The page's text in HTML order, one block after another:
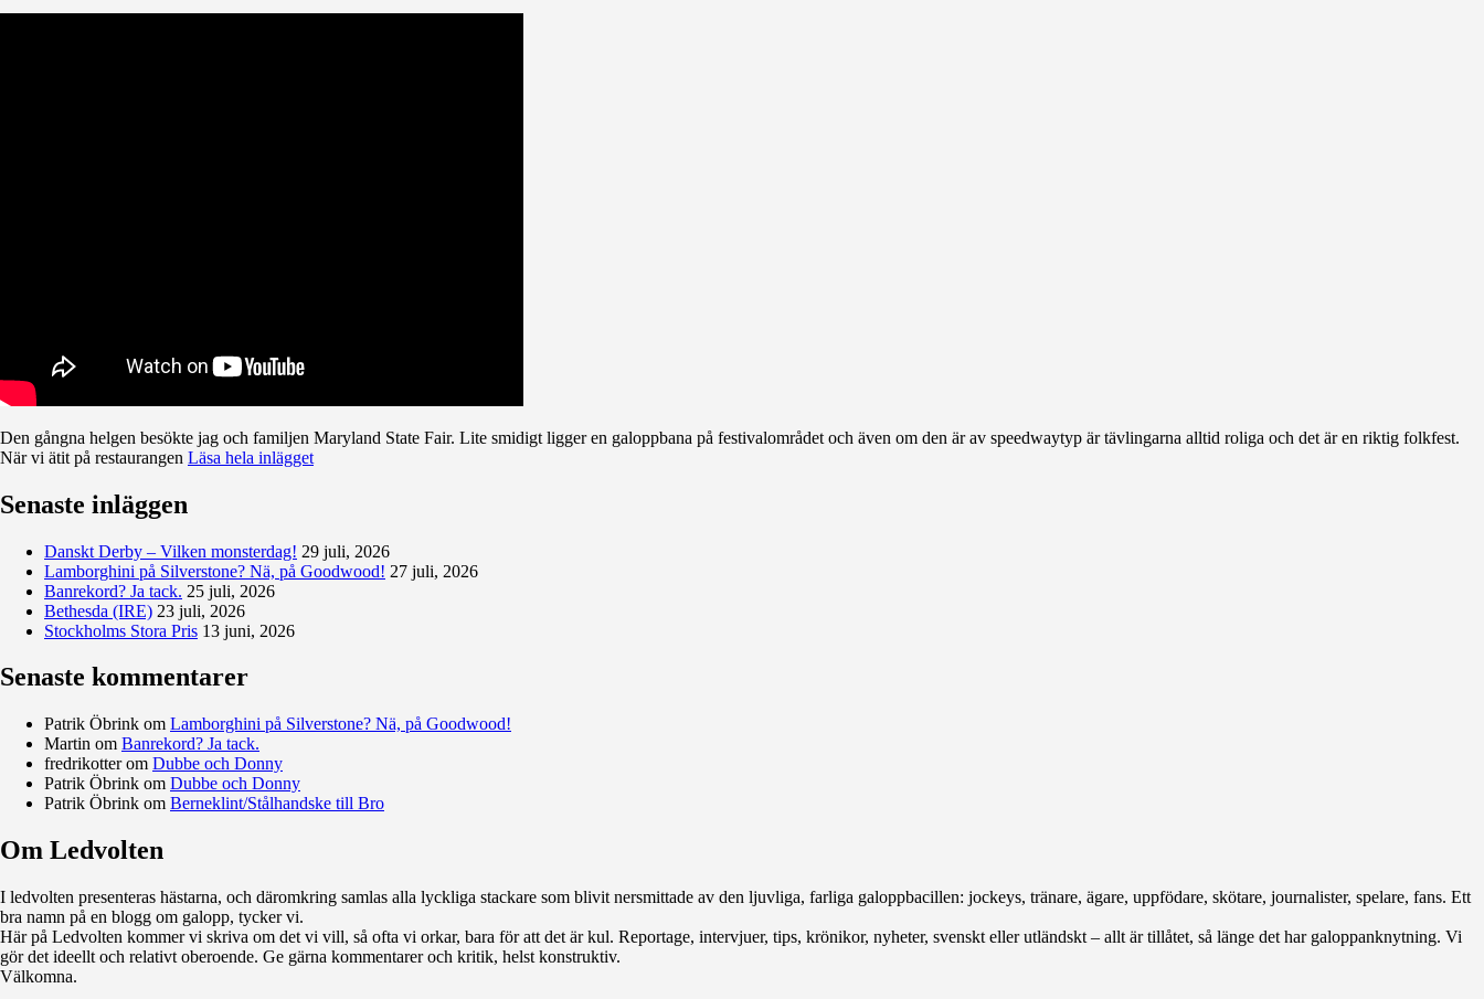
Den gångna helgen besökte jag och familjen Maryland State Fair. Lite smidigt ligger en galoppbana på festivalområdet och även om den är av speedwaytyp är tävlingarna alltid roliga och det är en riktig folkfest.
När vi ätit på restaurangen Läsa hela inlägget
Senaste inläggen
Danskt Derby – Vilken monsterdag! 29 juli, 2026
Lamborghini på Silverstone? Nä, på Goodwood! 27 juli, 2026
Banrekord? Ja tack. 25 juli, 2026
Bethesda (IRE) 23 juli, 2026
Stockholms Stora Pris 13 juni, 2026
Senaste kommentarer
Patrik Öbrink om Lamborghini på Silverstone? Nä, på Goodwood!
Martin om Banrekord? Ja tack.
fredrikotterom Dubbe och Donny
Patrik Öbrink om Dubbe och Donny
Patrik Öbrink om Berneklint/Stålhandske till Bro
Om Ledvolten
I ledvolten presenteras hästarna, och däromkring samlas alla lyckliga stackare som blivit nersmittade av den ljuvliga, farliga galoppbacillen: jockeys, tränare, ägare, uppfödare, skötare, journalister, spelare, fans. Ett
bra namn på en blogg om galopp, tycker vi.
Här på Ledvolten kommer vi skriva om det vi vill, så ofta vi orkar, bara för att det är kul. Reportage, intervjuer, tips, krönikor, nyheter, svenskt eller utländskt – allt är tillåtet, så länge det har galoppanknytning. Vi
gör det ideellt och relativt oberoende. Ge gärna kommentarer och kritik, helst konstruktiv.
Välkomna.